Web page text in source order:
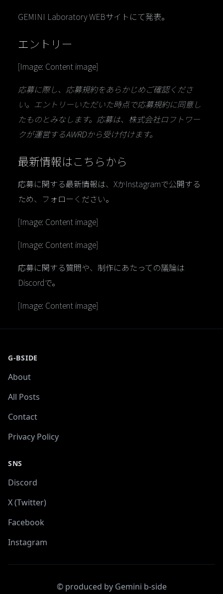
GEMINI Laboratory WEBサイトにて発表。
エントリー
[Image: Content image]
応募に際し、応募規約をあらかじめご確認くださ
い。エントリーいただいた時点で応募規約に同意し
たものとみなします。応募は、株式会社ロフトワー
クが運営するAWRDから受け付けます。
最新情報はこちらから
応募に関する最新情報は、XかInstagramで公開する
ため、フォローください。
[Image: Content image]
[Image: Content image]
応募に関する質問や、制作にあたっての議論は
Discordで。
[Image: Content image]
G-BSIDE
About
All Posts
Contact
Privacy Policy
SNS
Discord
X (Twitter)
Facebook
Instagram
© produced by Gemini b-side